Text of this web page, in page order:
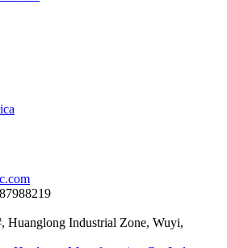
Huanglong Industrial Zone, Wuyi,